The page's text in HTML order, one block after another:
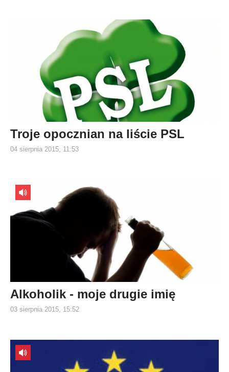
Troje opocznian na liście PSL
04 sierpnia 2015, 11:53
Alkoholik - moje drugie imię
03 sierpnia 2015, 15:52